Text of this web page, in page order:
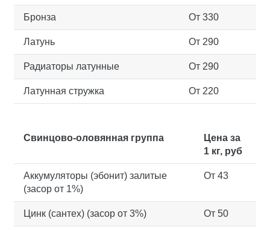
Бронза От 330
Латунь От 290
Радиаторы латунные От 290
Латунная стружка От 220
Свинцово-оловянная группа
Цена за
1 кг, руб
Аккумуляторы (эбонит) залитые
(засор от 1%)
От 43
Цинк (сантех) (засор от 3%) От 50